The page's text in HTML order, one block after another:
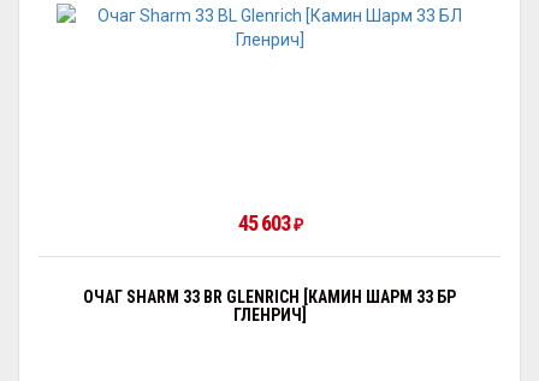
45 603₽
ОЧАГ SHARM 33 BR GLENRICH [КАМИН ШАРМ 33 БР
ГЛЕНРИЧ]